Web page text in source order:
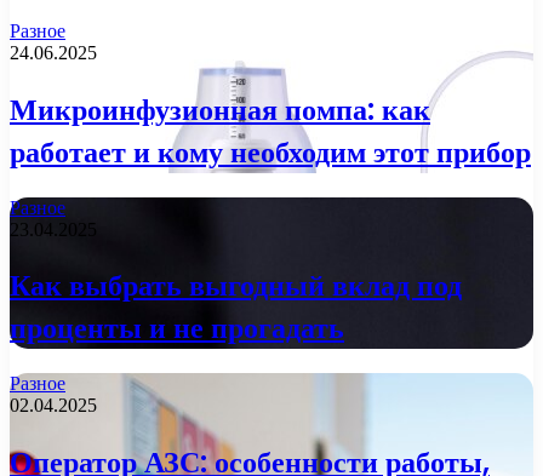
Разное
24.06.2025
Микроинфузионная помпа: как
работает и кому необходим этот прибор
Разное
23.04.2025
Как выбрать выгодный вклад под
проценты и не прогадать
Разное
02.04.2025
Оператор АЗС: особенности работы,